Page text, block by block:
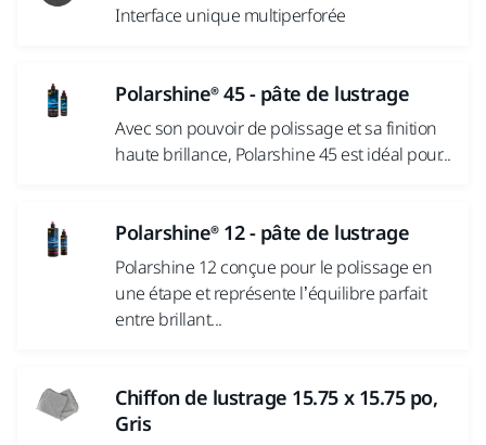
Interface unique multiperforée
Polarshine® 45 - pâte de lustrage
Avec son pouvoir de polissage et sa finition
haute brillance, Polarshine 45 est idéal pour...
Polarshine® 12 - pâte de lustrage
Polarshine 12 conçue pour le polissage en
une étape et représente l’équilibre parfait
entre brillant...
Chiffon de lustrage 15.75 x 15.75 po,
Gris